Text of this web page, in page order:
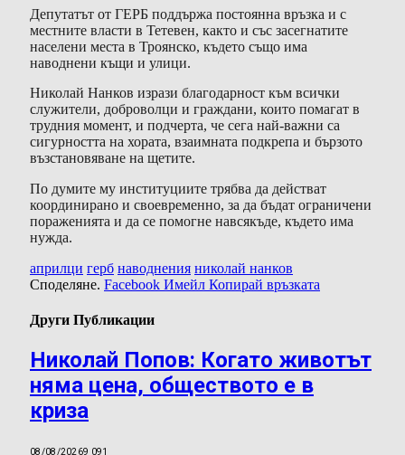
Депутатът от ГЕРБ поддържа постоянна връзка и с
местните власти в Тетевен, както и със засегнатите
населени места в Троянско, където също има
наводнени къщи и улици.
Николай Нанков изрази благодарност към всички
служители, доброволци и граждани, които помагат в
трудния момент, и подчерта, че сега най-важни са
сигурността на хората, взаимната подкрепа и бързото
възстановяване на щетите.
По думите му институциите трябва да действат
координирано и своевременно, за да бъдат ограничени
пораженията и да се помогне навсякъде, където има
нужда.
априлци герб наводнения николай нанков
Споделяне. Facebook Имейл Копирай връзката
Други Публикации
Николай Попов: Когато животът
няма цена, обществото е в
криза
08/08/20269 091